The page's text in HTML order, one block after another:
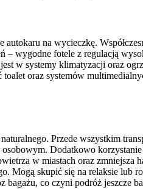
na wycieczkę.
– wygodne fotele z regulacją
w systemy klimatyzacji oraz
oraz systemów
Przede wszystkim
Dodatkowo
w miastach oraz zmniejsza
Mogą skupić się na relaksie
co czyni podróż jeszcze